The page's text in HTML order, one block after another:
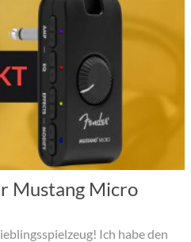
Mustang Micro
Ich habe den